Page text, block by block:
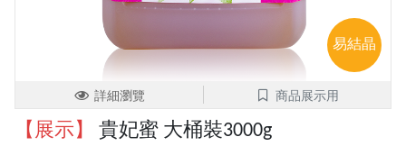
易結晶
詳細瀏覽 商品展示用
【展示】 貴妃蜜 大桶裝3000g